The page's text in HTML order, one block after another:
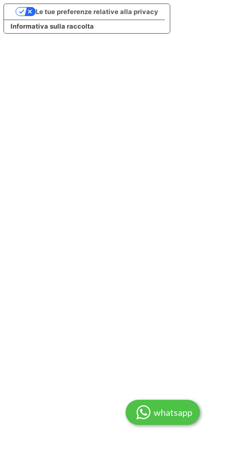
Informativa sulla raccolta
Le tue preferenze relative alla privacy
whatsapp